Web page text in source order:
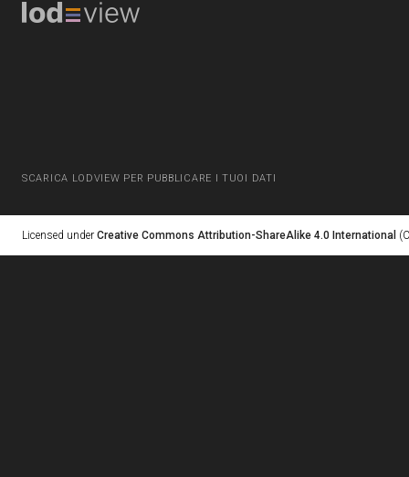
SCARICA LODVIEW PER PUBBLICARE I TUOI DATI
Licensed under Creative Commons Attribution-ShareAlike 4.0 International